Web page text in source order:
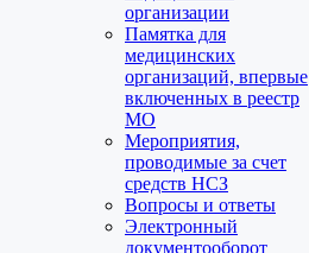
организации
Памятка для
медицинских
организаций, впервые
включенных в реестр
МО
Мероприятия,
проводимые за счет
средств НСЗ
Вопросы и ответы
Электронный
документооборот